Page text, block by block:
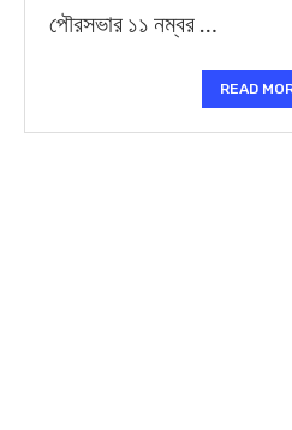
পৌরসভার ১১ নম্বর …
READ